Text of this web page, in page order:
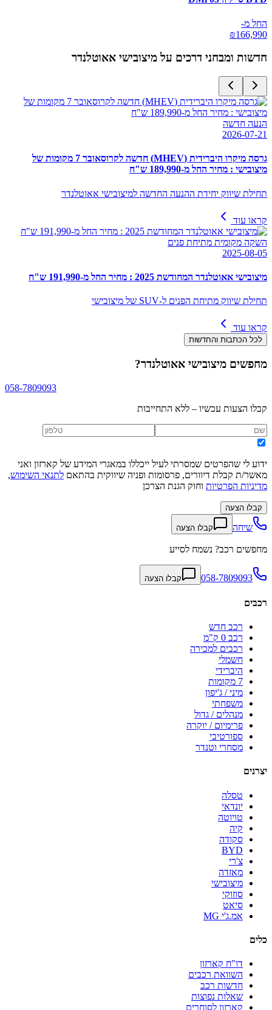
החל מ-
₪166,990
חדשות ומבחני דרכים על מיצובישי אאוטלנדר
הנעה חדשה
2026-07-21
גרסה מיקרו היברידית (MHEV) חדשה לקרוסאובר 7 מקומות של
מיצובישי : מחיר החל מ-189,990 ש"ח
תחילת שיווק יחידת ההנעה החדשה למיצובישי אאוטלנדר
קראו עוד
השקה מקומית מתיחת פנים
2025-08-05
מיצובישי אאוטלנדר המחודשת 2025 : מחיר החל מ-191,990 ש"ח
תחילת שיווק מתיחת הפנים ל-SUV של מיצובישי
קראו עוד
לכל הכתבות והחדשות
מחפשים מיצובישי אאוטלנדר?
058-7809093
קבלו הצעות עכשיו – ללא התחייבות
ידוע לי שהפרטים שמסרתי לעיל ייכללו במאגרי המידע של קארזון ואני
מאשר/ת קבלת דיוורים, פרסומות ופניה שיווקית בהתאם לתנאי השימוש,
מדיניות הפרטיות וחוק הגנת הצרכן
קבלו הצעה
שיחה קבלו הצעה
מחפשים רכב? נשמח לסייע
058-7809093 קבלו הצעה
רכבים
רכב חדש
רכב 0 ק"מ
רכבים למכירה
חשמלי
היברידי
7 מקומות
מיני / ג'יפון
משפחתי
מנהלים / גדול
פרימיום / יוקרה
ספורטיבי
מסחרי וטנדר
יצרנים
טסלה
יונדאי
טויוטה
קיה
סקודה
BYD
צ'רי
מאזדה
מיצובישי
סוזוקי
סיאט
אמ.ג'י MG
כלים
דו"ח קארזון
השוואת רכבים
חדשות רכב
שאלות נפוצות
קארזון לסוחרים